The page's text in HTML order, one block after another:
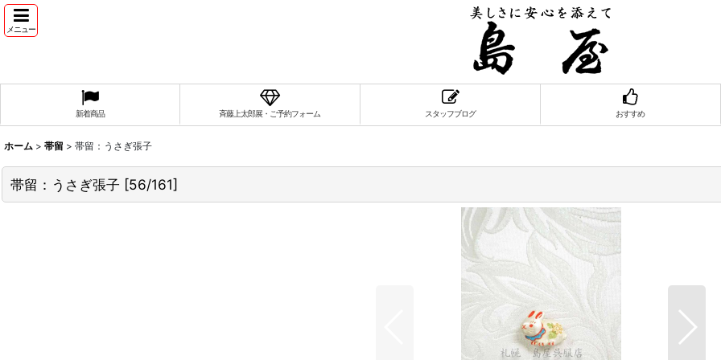
メニュー
新着商品 斉藤上太郎展・ご予約フォーム スタッフブログ おすすめ
ホーム > 帯留 > 帯留：うさぎ張子
帯留：うさぎ張子 [56/161]